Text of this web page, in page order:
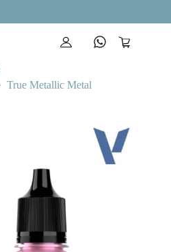
Carro
True Metallic Metal